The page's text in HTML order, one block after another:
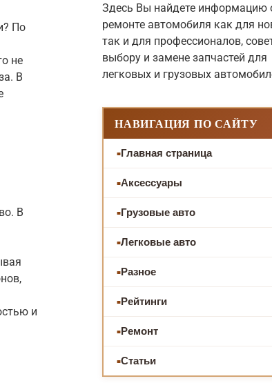
По
не
В
В
и
Здесь Вы найдете информацию
ремонте автомобиля как для
так и для профессионалов,
выбору и замене запчастей для
легковых и грузовых
НАВИГАЦИЯ ПО САЙТУ
Главная страница
Аксессуары
Грузовые авто
Легковые авто
Разное
Рейтинги
Ремонт
Статьи